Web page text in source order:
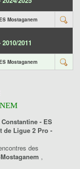
Mostaganem
2011
Mostaganem
Constantine - ES
de Ligue 2 Pro -
des
,